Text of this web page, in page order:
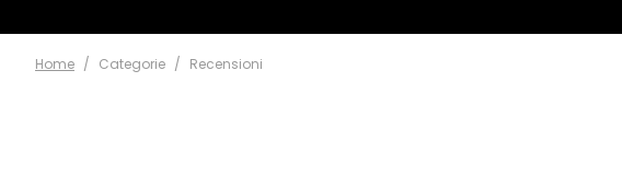
Home / Categorie / Recensioni